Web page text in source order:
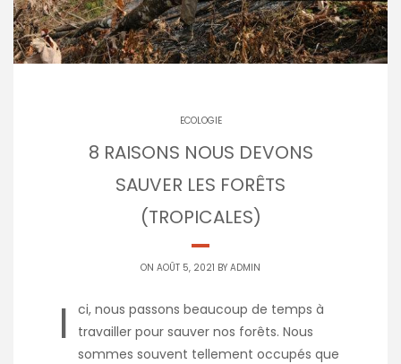
ECOLOGIE
8 RAISONS NOUS DEVONS
SAUVER LES FORÊTS
(TROPICALES)
ON AOÛT 5, 2021 BY ADMIN
I
ci, nous passons beaucoup de temps à
travailler pour sauver nos forêts. Nous
sommes souvent tellement occupés que